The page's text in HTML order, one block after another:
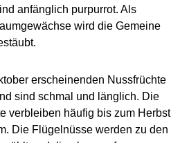
anfänglich purpurrot. Als
wird die Gemeine
erscheinenden Nussfrüchte
sind schmal und länglich. Die
verbleiben häufig bis zum Herbst
Die Flügelnüsse werden zu den